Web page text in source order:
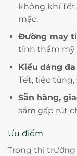
không khí
mặc.
Đường may tỉ
tính thẩm mỹ
Kiểu dáng
Tết, tiệc
Sẵn hàng,
sắm gấp rút
Ưu điểm
Trong thị trường